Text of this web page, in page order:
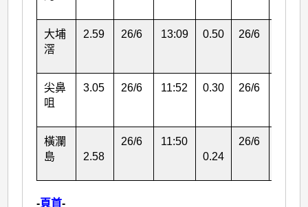
大埔
滘
2.59 26/6 13:09 0.50 26/6
尖鼻
咀
3.05 26/6 11:52 0.30 26/6
橫瀾
島
2.58
26/6
11:50
0.24
26/6
-頁首-